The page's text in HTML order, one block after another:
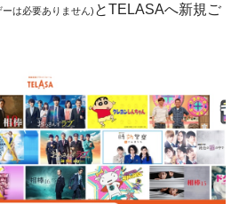
で利用しやすい。アニメも結構ある
50,000本 1026円 14日
50,000本 976円 2週間
140,000本 2189円 31日
ーは必要ありません) とTELASAへ新規ご